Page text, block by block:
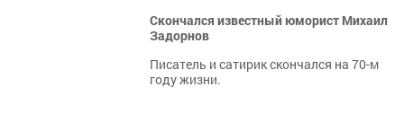
Скончался известный юморист Михаил
Задорнов
Писатель и сатирик скончался на 70-м
году жизни.